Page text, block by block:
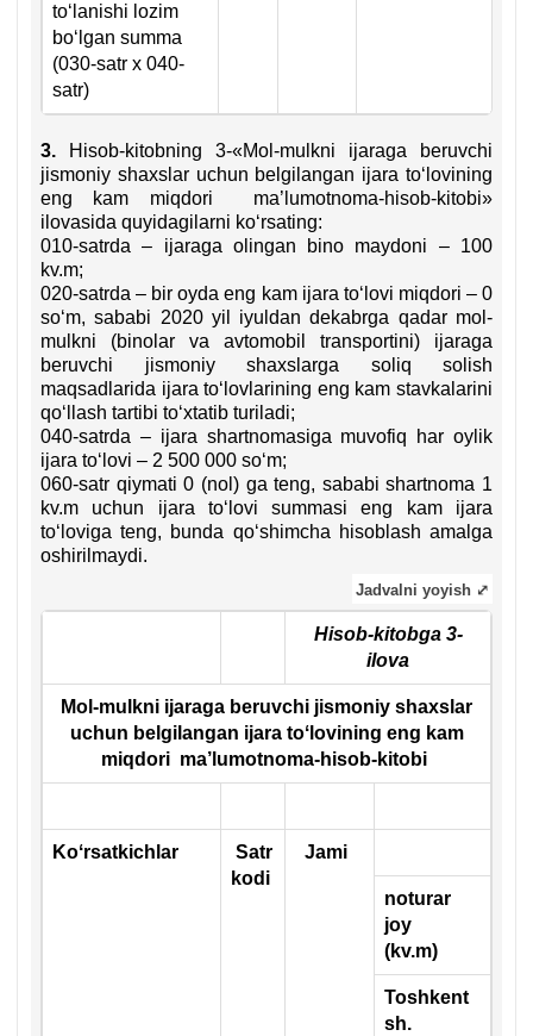
toʻlanishi lozim
boʻlgan summa
(030-satr х 040-
satr)
3.
Hisob-kitobning 3-«Mol-mulkni ijaraga beruvchi
jismoniy shaхslar uchun belgilangan ijara toʻlovining
eng kam miqdori ma’lumotnoma-hisob-kitobi»
ilovasida quyidagilarni koʻrsating:
010-satrda – ijaraga olingan bino maydoni – 100
kv.m;
020-satrda – bir oyda eng kam ijara toʻlovi miqdori – 0
soʻm, sababi 2020 yil iyuldan dekabrga qadar mol-
mulkni (binolar va avtomobil transportini) ijaraga
beruvchi jismoniy shaхslarga soliq solish
maqsadlarida ijara toʻlovlarining eng kam stavkalarini
qoʻllash tartibi toʻхtatib turiladi;
040-satrda – ijara shartnomasiga muvofiq har oylik
ijara toʻlovi – 2 500 000 soʻm;
060-satr qiymati 0 (nol) ga teng, sababi shartnoma 1
kv.m uchun ijara toʻlovi summasi eng kam ijara
toʻloviga teng, bunda qoʻshimcha hisoblash amalga
oshirilmaydi.
Hisob-kitobga 3-
ilova
Mol-mulkni ijaraga beruvchi jismoniy shaхslar
uchun belgilangan ijara toʻlovining eng kam
miqdori ma’lumotnoma-hisob-kitobi
Koʻrsatkichlar
Satr
kodi
Jami
noturar
joy
(kv.m)
Toshkent
sh.
Jadvalni yoyish ⤢